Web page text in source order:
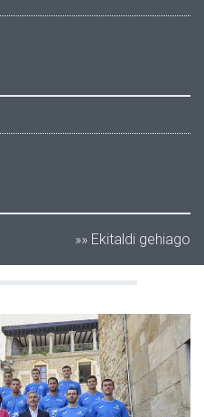
»» Ekitaldi gehiago